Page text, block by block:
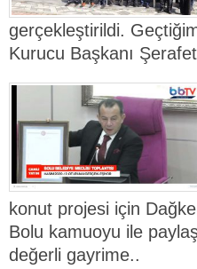
gerçekleştirildi.
Kurucu Başkanı
konut projesi için
Bolu kamuoyu ile
değerli gayrime..